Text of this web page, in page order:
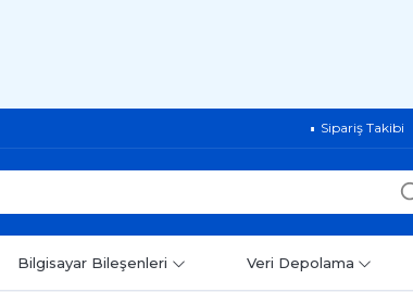
Sipariş Takibi
Bilgisayar Bileşenleri Veri Depolama